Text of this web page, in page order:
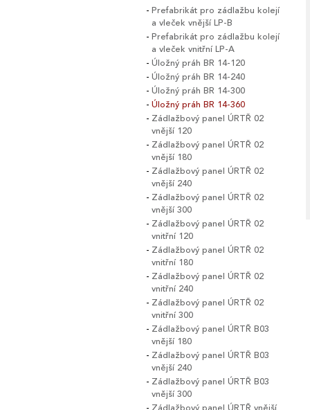
Prefabrikát pro zádlažbu kolejí
a vleček vnější LP-B
Prefabrikát pro zádlažbu kolejí
a vleček vnitřní LP-A
Úložný práh BR 14-120
Úložný práh BR 14-240
Úložný práh BR 14-300
Úložný práh BR 14-360
Zádlažbový panel ÚRTŘ 02
vnější 120
Zádlažbový panel ÚRTŘ 02
vnější 180
Zádlažbový panel ÚRTŘ 02
vnější 240
Zádlažbový panel ÚRTŘ 02
vnější 300
Zádlažbový panel ÚRTŘ 02
vnitřní 120
Zádlažbový panel ÚRTŘ 02
vnitřní 180
Zádlažbový panel ÚRTŘ 02
vnitřní 240
Zádlažbový panel ÚRTŘ 02
vnitřní 300
Zádlažbový panel ÚRTŘ B03
vnější 180
Zádlažbový panel ÚRTŘ B03
vnější 240
Zádlažbový panel ÚRTŘ B03
vnější 300
Zádlažbový panel ÚRTŘ vnější